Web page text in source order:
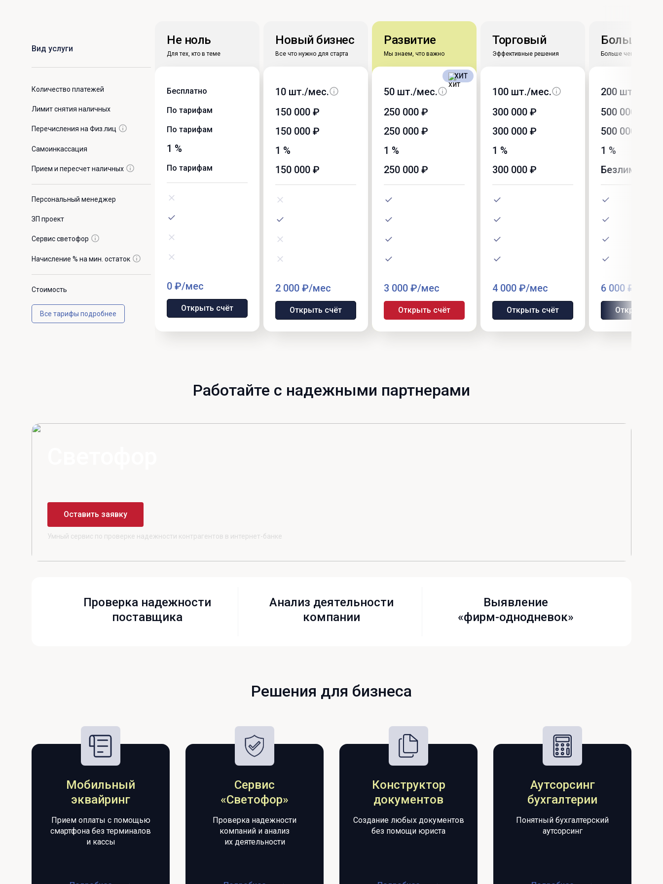
Вид услуги
Количество платежей
Лимит снятия наличных
Перечисления на Физ.лиц
Самоинкассация
Прием и пересчет наличных
Персональный менеджер
ЗП проект
Сервис светофор
Начисление % на мин. остаток
Стоимость
Все тарифы подробнее
Не ноль
Для тех, кто в теме
Бесплатно
По тарифам
По тарифам
1 %
По тарифам
0 ₽/мес
Открыть счёт
Новый бизнес
Все что нужно для старта
10 шт./мес.
150 000 ₽
150 000 ₽
1 %
150 000 ₽
2 000 ₽/мес
Открыть счёт
Развитие
Мы знаем, что важно
ХИТ
50 шт./мес.
250 000 ₽
250 000 ₽
1 %
250 000 ₽
3 000 ₽/мес
Открыть счёт
Торговый
Эффективные решения
100 шт./мес.
300 000 ₽
300 000 ₽
1 %
300 000 ₽
4 000 ₽/мес
Открыть счёт
Большое
Больше чем тариф
200 шт./мес.
500 000 ₽
500 000 ₽
1 %
Безлимит
6 000 ₽/мес
Открыть
Работайте с надежными партнерами
Оставить заявку
Умный сервис по проверке надежности контрагентов в интернет-банке
Проверка надежности
поставщика
Анализ деятельности
компании
Выявление
«фирм-однодневок»
Решения для бизнеса
Мобильный
эквайринг
Прием оплаты с помощью
смартфона без терминалов
и кассы
Сервис
«Светофор»
Проверка надежности
компаний и анализ
их деятельности
Конструктор
документов
Cоздание любых документов
без помощи юриста
Аутсорсинг
бухгалтерии
Понятный бухгалтерский
аутсорсинг